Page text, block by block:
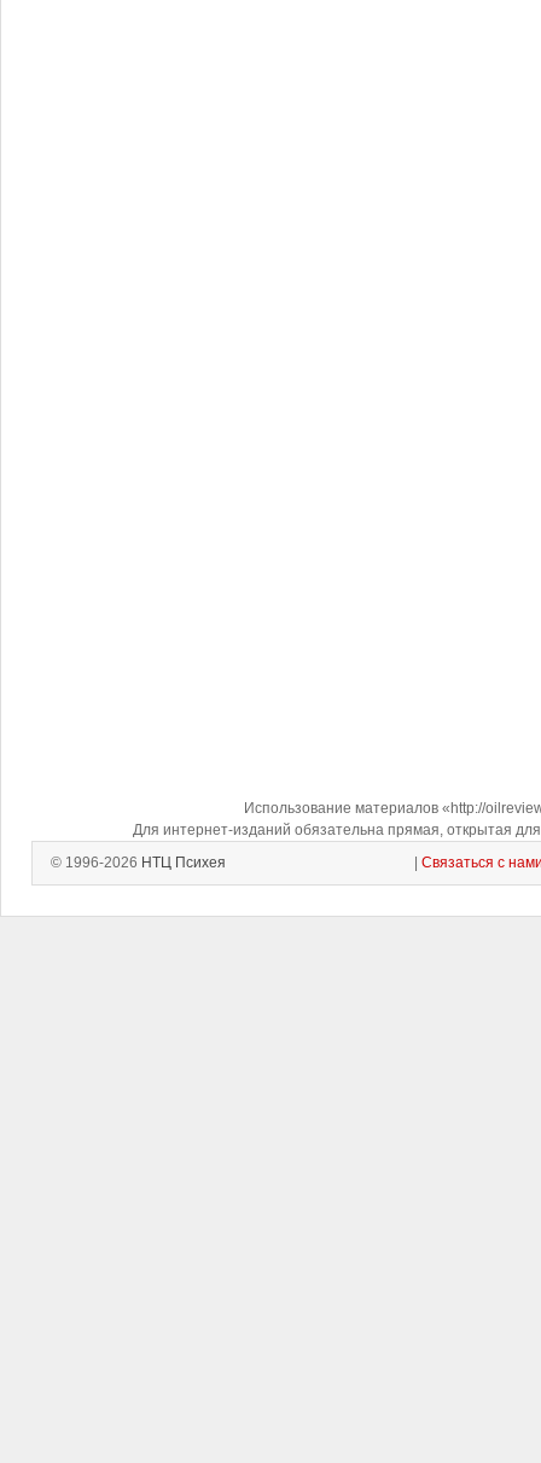
Использование материалов «http://
Для интернет-изданий обязательна прямая, открытая
© 1996-2026 НТЦ Психея Связаться с